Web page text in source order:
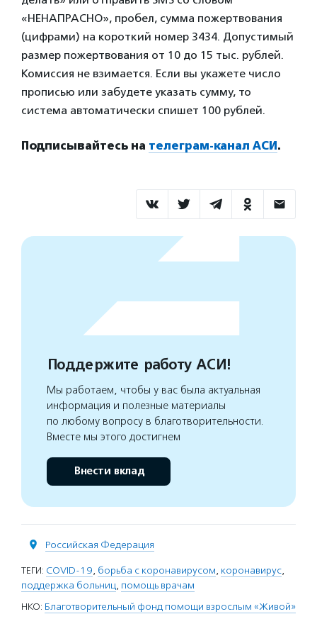
«НЕНАПРАСНО», пробел, сумма пожертвования
(цифрами) на короткий номер 3434. Допустимый
размер пожертвования от 10 до 15 тыс. рублей.
Комиссия не взимается. Если вы укажете число
прописью или забудете указать сумму, то
система автоматически спишет 100 рублей.
Подписывайтесь на телеграм-канал АСИ.
Поддержите работу АСИ!
Мы работаем, чтобы у вас была актуальная
информация и полезные материалы
по любому вопросу в благотворительности.
Вместе мы этого достигнем
Внести вклад
Российская Федерация
ТЕГИ: COVID-19, борьба с коронавирусом, коронавирус,
поддержка больниц, помощь врачам
НКО: Благотворительный фонд помощи взрослым «Живой»